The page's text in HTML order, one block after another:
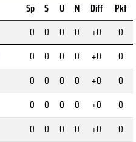
Sp S U N Diff
Pkt
0 0 0 0 +0
0
0 0 0 0 +0
0
0 0 0 0 +0
0
0 0 0 0 +0
0
0 0 0 0 +0
0